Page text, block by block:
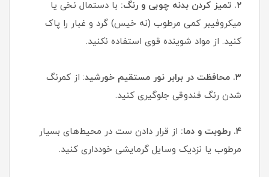
۲. تمیز کردن بدنه چوبی و رنگ:
با دستمال نخی یا
میکروفیبر کمی مرطوب (نه خیس) گرد و غبار را پاک
کنید. از مواد شوینده قوی استفاده نکنید.
۳. محافظت در برابر نور مستقیم خورشید
: از کمرنگ
شدن رنگ فندوقی جلوگیری کنید.
۴. رطوبت و دما:
از قرار دادن ست در محیط‌های بسیار
مرطوب یا نزدیک وسایل گرمایشی خودداری کنید.